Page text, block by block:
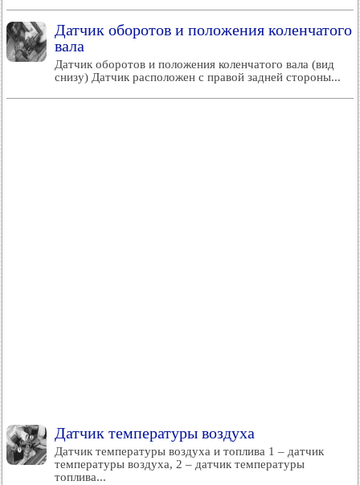
Датчик оборотов и положения коленчатого
вала
Датчик оборотов и положения коленчатого вала (вид
снизу) Датчик расположен с правой задней стороны...
Датчик температуры воздуха
Датчик температуры воздуха и топлива 1 – датчик
температуры воздуха, 2 – датчик температуры
топлива...